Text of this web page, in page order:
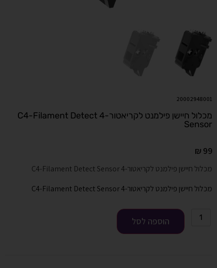
20002948001
מכלול חיישן פילמנט לקריאטור-4 C4-Filament Detect
Sensor
₪ 99
מכלול חיישן פילמנט לקריאטור-4 C4-Filament Detect Sensor
מכלול חיישן פילמנט לקריאטור-4 C4-Filament Detect Sensor
הוספה לסל